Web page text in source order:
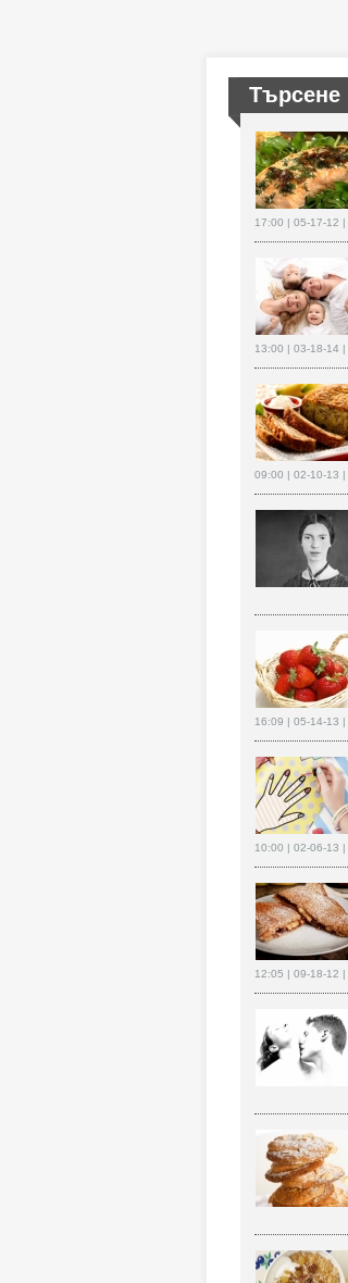
Търсене
17:00 | 05-17-12 |
13:00 | 03-18-14 |
09:00 | 02-10-13 |
16:09 | 05-14-13 |
10:00 | 02-06-13 |
12:05 | 09-18-12 |